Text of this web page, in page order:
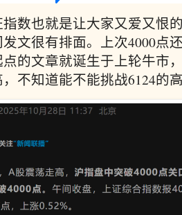
数也就是让大家又爱又恨
文很有排面。上次4000点
的文章就诞生于上轮牛市
不知道能不能挑战6124的